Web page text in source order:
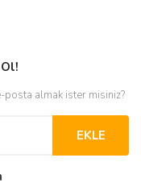
posta almak ister misiniz?
EKLE